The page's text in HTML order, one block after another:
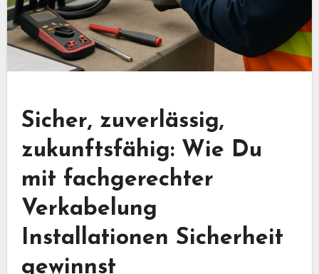
Sicher, zuverlässig,
zukunftsfähig: Wie Du
mit fachgerechter
Verkabelung
Installationen Sicherheit
gewinnst